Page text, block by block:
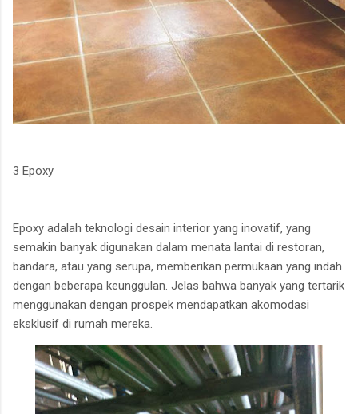
3 Epoxy
Epoxy adalah teknologi desain interior yang inovatif, yang
semakin banyak digunakan dalam menata lantai di restoran,
bandara, atau yang serupa, memberikan permukaan yang indah
dengan beberapa keunggulan. Jelas bahwa banyak yang tertarik
menggunakan dengan prospek mendapatkan akomodasi
eksklusif di rumah mereka.